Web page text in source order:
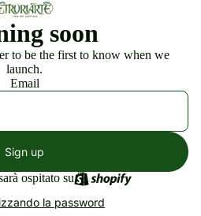
soon
to be the first to know when we
launch.
Email
Sign up
ospitato su
la password